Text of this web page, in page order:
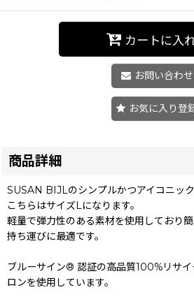
カートに入
お問い合わせ
お気に入り登
商品詳細
SUSAN BIJLのシンプルかつアイコニッ
こちらはサイズLになります。
軽量で弾力性のある素材を使用しており
持ち運びに最適です。
ブルーサイン®︎ 認証の高品質100%リサ
ロンを使用しています。